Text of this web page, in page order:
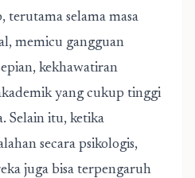
terutama selama masa
memicu gangguan
kekhawatiran
yang cukup tinggi
Selain itu, ketika
secara psikologis,
juga bisa terpengaruh